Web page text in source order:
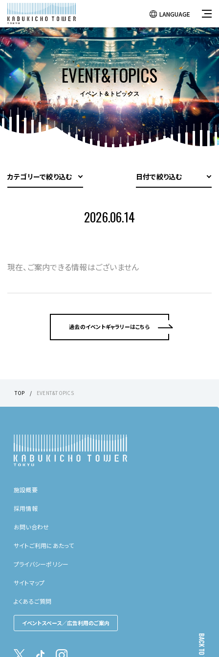
LANGUAGE
EVENT&TOPICS
イベント＆トピックス
カテゴリーで絞り込む 日付で絞り込む
2026.06.14
現在、ご案内できる情報はございません
過去のイベントギャラリーはこちら
TOP EVENT&TOPICS
施設概要
採用情報
お問い合わせ
サイトご利用にあたって
プライバシーポリシー
サイトマップ
よくあるご質問
イベントスペース／広告利用のご案内